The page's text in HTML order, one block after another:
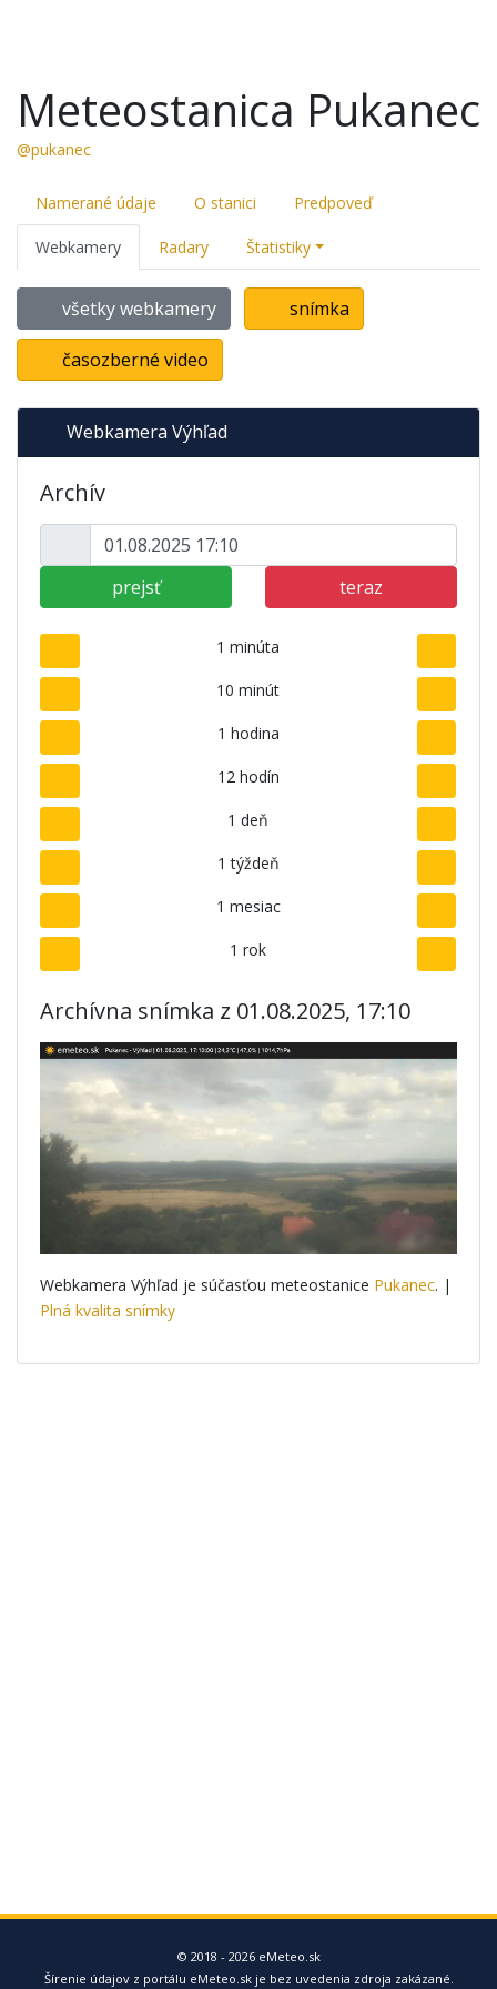
Meteostanica Pukanec
@pukanec
Namerané údaje O stanici Predpoveď
Webkamery Radary Štatistiky
všetky webkamery snímka
časozberné video
Webkamera Výhľad
Archív
prejsť teraz
1 minúta
10 minút
1 hodina
12 hodín
1 deň
1 týždeň
1 mesiac
1 rok
Archívna snímka z 01.08.2025, 17:10
Webkamera Výhľad je súčasťou meteostanice Pukanec. |
Plná kvalita snímky
© 2018 - 2026 eMeteo.sk
Šírenie údajov z portálu eMeteo.sk je bez uvedenia zdroja zakázané.